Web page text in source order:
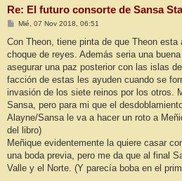
Re: El futuro consorte de Sansa
M
n
a
j
Mié, 07 Nov 2018, 06:51
Con Theon, tiene pinta de que Theon esta
choque de reyes. Además seria una
asegurar una paz posterior con las islas
facción de estas les ayuden cuando se
invasión de los siete reinos por los otros.
Sansa, pero para mi que el
Alayne/Sansa le va a hacer un roto a
del libro)
Meñique evidentemente la quiere casar
una boda previa, pero me da que al final
Valle y el Norte. (Y parecía boba en el